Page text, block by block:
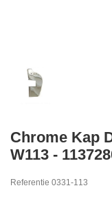
Chrome Kap
W113 -
Referentie 0331-113